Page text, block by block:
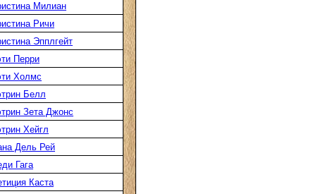
Милиан
Ричи
Эпплгейт
Перри
Холмс
Белл
Зета Джонс
Хейгл
Дель Рей
Гага
Каста